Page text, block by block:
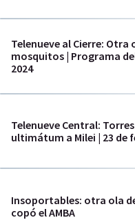
Telenueve al Cierre: Otra
mosquitos | Programa
2024
Telenueve Central:
ultimátum a Milei | 23 de
Insoportables: otra ola
copó el AMBA